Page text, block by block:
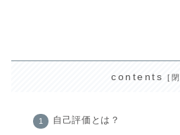
contents
自己評価とは？